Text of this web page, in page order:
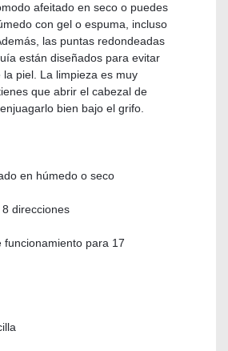
afeitado en seco o puedes
con gel o espuma, incluso
las puntas redondeadas
están diseñados para evitar
la piel. La limpieza es muy
que abrir el cabezal de
bien bajo el grifo.
en húmedo o seco
direcciones
funcionamiento para 17